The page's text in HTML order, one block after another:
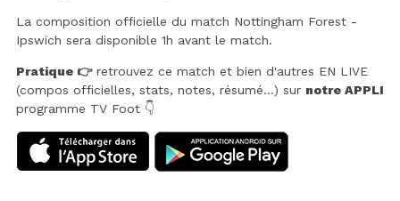
La composition officielle du match Nottingham Forest -
Ipswich sera disponible 1h avant le match.
Pratique 👉retrouvez ce match et bien d'autres EN LIVE
(compos officielles, stats, notes, résumé...) sur notre APPLI
programme TV Foot 👇